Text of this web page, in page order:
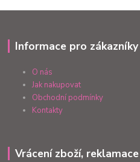
Informace pro zákazníky
O nás
Jak nakupovat
Obchodní podmínky
Kontakty
Vrácení zboží, reklamace